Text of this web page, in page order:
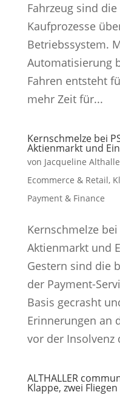
Fahrzeug sind
Kaufprozesse
Betriebssystem.
Automatisierung
Fahren entsteht
mehr Zeit für...
Kernschmelze bei
Aktienmarkt und
von Jacqueline
Ecommerce & Retail,
Payment & Finance
Kernschmelze
Aktienmarkt und
Gestern sind die
der Payment-
Basis gecrasht
Erinnerungen an
vor der Insolvenz
ALTHALLER
Klappe, zwei Fliegen